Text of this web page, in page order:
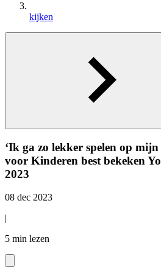
kijken
‘Ik ga zo lekker spelen op
voor Kinderen best bekeken
2023
08 dec 2023
|
5 min lezen